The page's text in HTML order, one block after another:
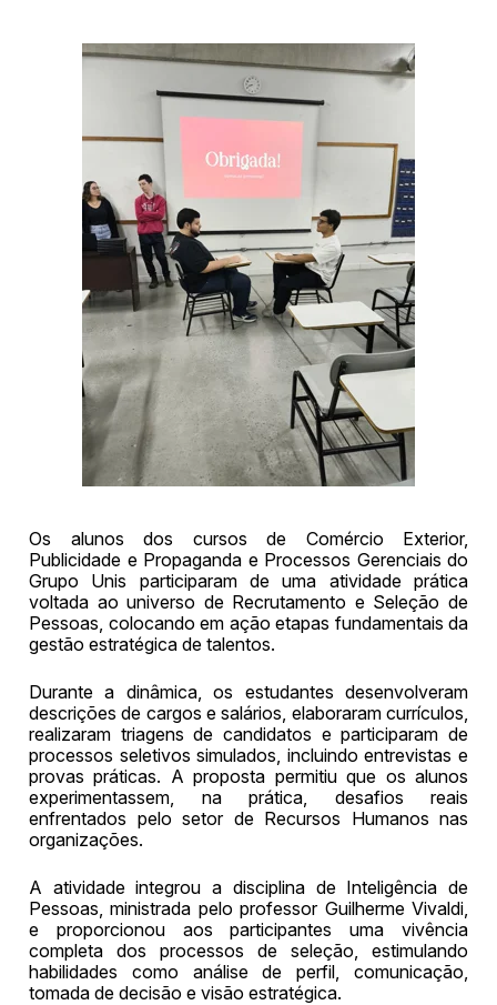
Os alunos dos cursos de Comércio Exterior,
Publicidade e Propaganda e Processos Gerenciais do
Grupo Unis participaram de uma atividade prática
voltada ao universo de Recrutamento e Seleção de
Pessoas, colocando em ação etapas fundamentais da
gestão estratégica de talentos.
Durante a dinâmica, os estudantes desenvolveram
descrições de cargos e salários, elaboraram currículos,
realizaram triagens de candidatos e participaram de
processos seletivos simulados, incluindo entrevistas e
provas práticas. A proposta permitiu que os alunos
experimentassem, na prática, desafios reais
enfrentados pelo setor de Recursos Humanos nas
organizações.
A atividade integrou a disciplina de Inteligência de
Pessoas, ministrada pelo professor Guilherme Vivaldi,
e proporcionou aos participantes uma vivência
completa dos processos de seleção, estimulando
habilidades como análise de perfil, comunicação,
tomada de decisão e visão estratégica.